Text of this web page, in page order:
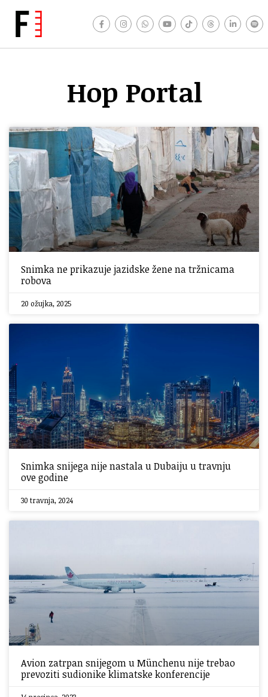
Hop Portal
Snimka ne prikazuje jazidske žene na tržnicama
robova
20 ožujka, 2025
Snimka snijega nije nastala u Dubaiju u travnju
ove godine
30 travnja, 2024
Avion zatrpan snijegom u Münchenu nije trebao
prevoziti sudionike klimatske konferencije